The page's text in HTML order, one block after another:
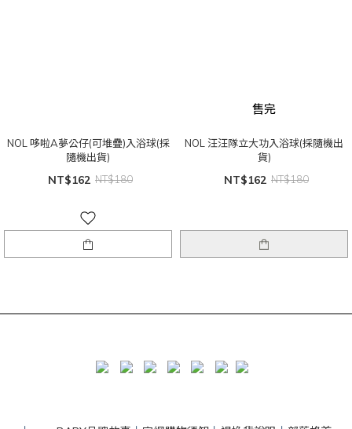
NOL 哆啦A夢公仔(可堆疊)入浴球(採
隨機出貨)
NT$162 NT$180
售完
NOL 汪汪隊立大功入浴球(採隨機出
貨)
NT$162 NT$180